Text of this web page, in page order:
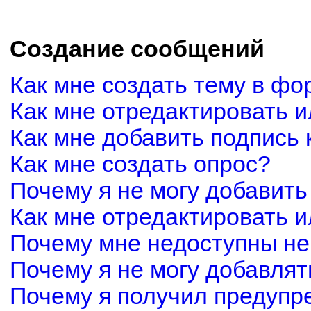
Создание сообщений
Как мне создать тему в
Как мне отредактировать
Как мне добавить
Как мне создать опрос?
Почему я не могу
Как мне отредактировать
Почему мне недоступны
Почему я не могу
Почему я получил